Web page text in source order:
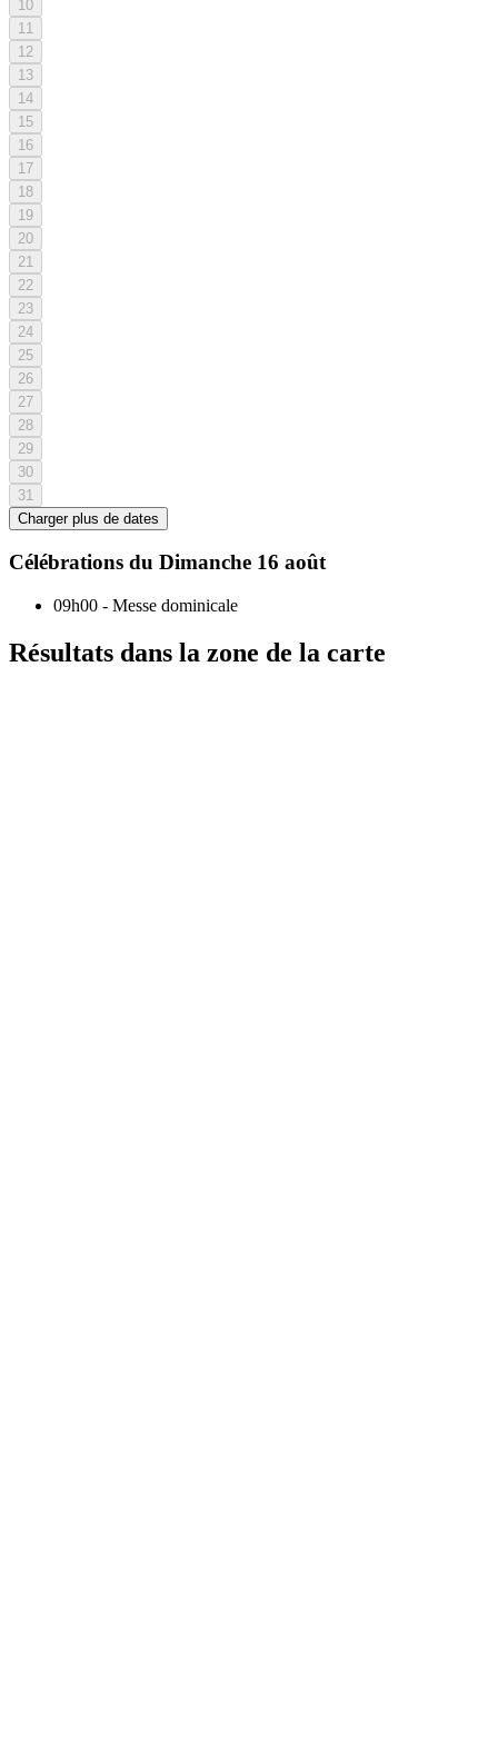
10
11
12
13
14
15
16
17
18
19
20
21
22
23
24
25
26
27
28
29
30
31
Charger plus de dates
Célébrations du Dimanche 16 août
09h00 - Messe dominicale
Résultats dans la zone de la carte